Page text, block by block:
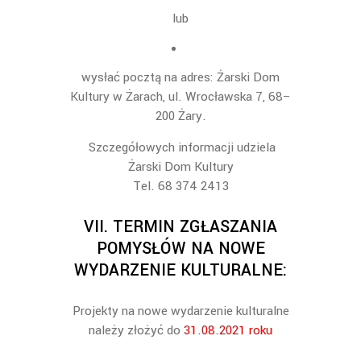
lub
wysłać pocztąna adres: Żarski Dom
Kultury w Żarach, ul. Wrocławska 7, 68–
200 Żary.
Szczegółowych informacji udziela
Żarski Dom Kultury
Tel. 68 374 2413
VII. TERMIN ZGŁASZANIA
POMYSŁÓW NA NOWE
WYDARZENIE KULTURALNE:
Projekty na nowe wydarzenie kulturalne
należy złożyćdo 31.08.2021 roku